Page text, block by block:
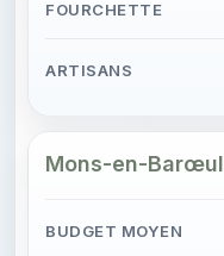
Mons-en-Barœul